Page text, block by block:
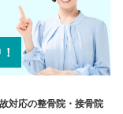
対応の整骨院・接骨院